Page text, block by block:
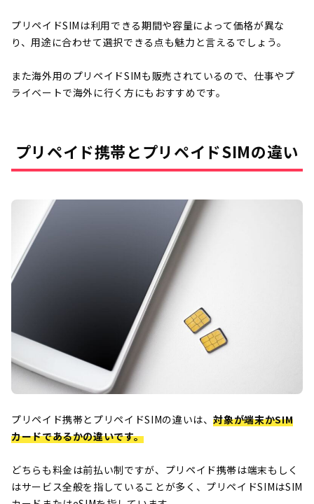
プリペイドSIMは利用できる期間や容量によって価格が異な
り、用途に合わせて選択できる点も魅力と言えるでしょう。
また海外用のプリペイドSIMも販売されているので、仕事やプ
ライベートで海外に行く方にもおすすめです。
プリペイド携帯とプリペイドSIMの違い
プリペイド携帯とプリペイドSIMの違いは、対象が端末かSIM
カードであるかの違いです。
どちらも料金は前払い制ですが、プリペイド携帯は端末もしく
はサービス全般を指していることが多く、プリペイドSIMはSIM